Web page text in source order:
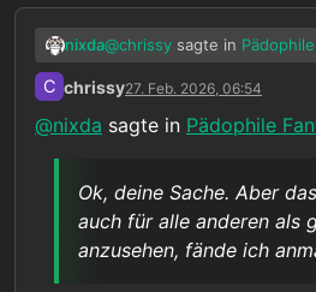
nixda@chrissy sagte in
eine entsprechende
auch präventiv
ich anmaßend.
@chrissysagte in
“Dieser Nachweis
C chrissy27. Feb. 2026, 06:54
@nixda sagte in Pädophile
Ok, deine Sache. Aber
auch für alle anderen als
anzusehen, fände ich